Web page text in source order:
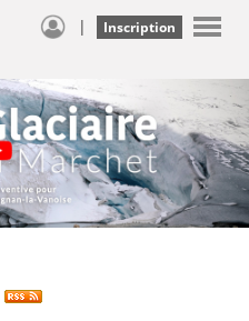
| Inscription